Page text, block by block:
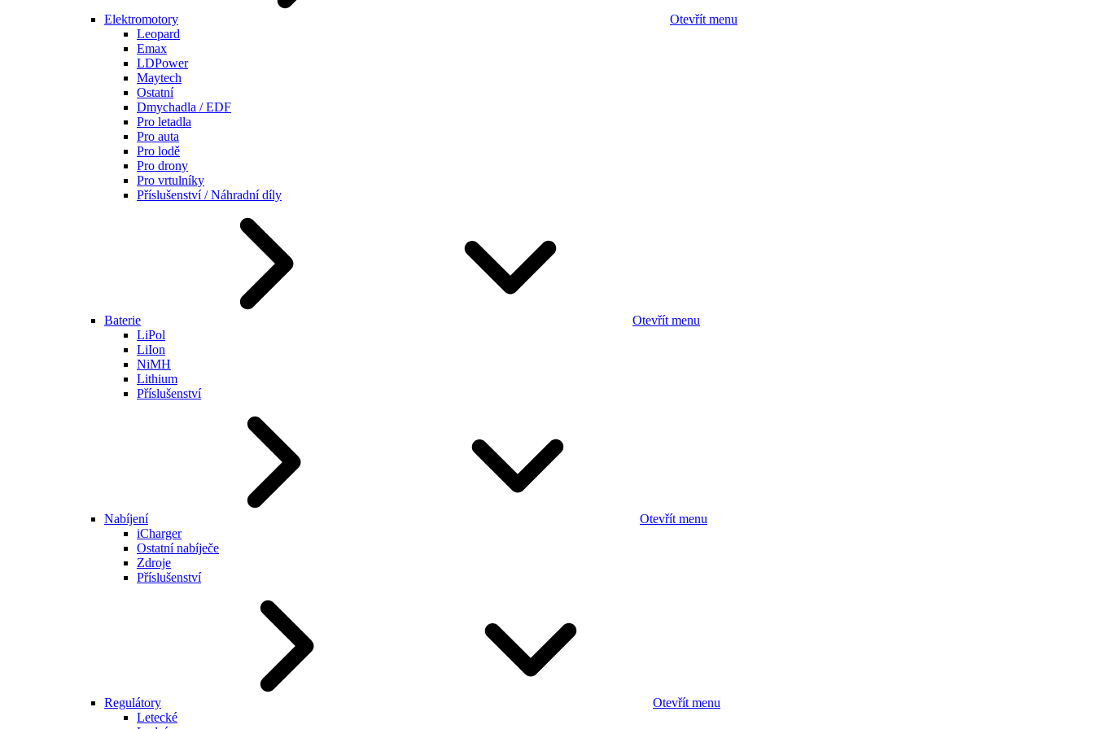
Elektromotory
Otevřít menu
Leopard
Emax
LDPower
Maytech
Ostatní
Dmychadla / EDF
Pro letadla
Pro auta
Pro lodě
Pro drony
Pro vrtulníky
Příslušenství / Náhradní díly
Baterie
Otevřít menu
LiPol
LiIon
NiMH
Lithium
Příslušenství
Nabíjení
Otevřít menu
iCharger
Ostatní nabíječe
Zdroje
Příslušenství
Regulátory
Otevřít menu
Letecké